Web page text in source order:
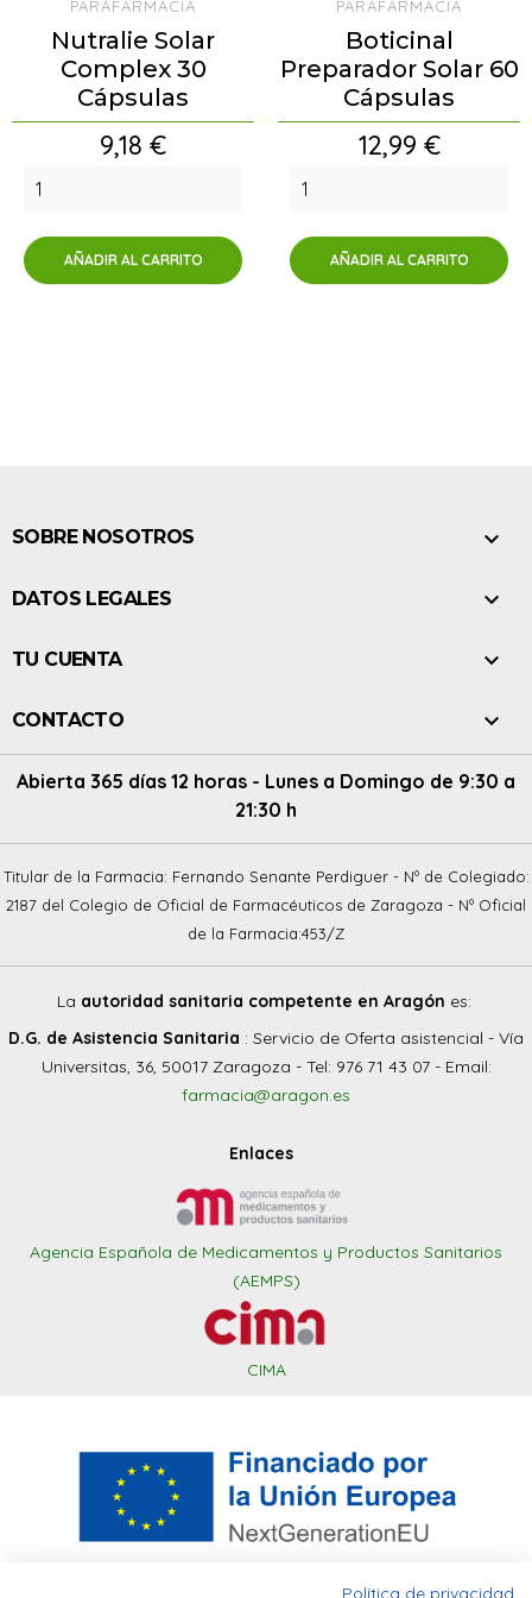
PARAFARMACIA
Nutralie Solar
Complex 30
Cápsulas
Precio
9,18 €
AÑADIR AL CARRITO
PARAFARMACIA
Boticinal
Preparador Solar 60
Cápsulas
Precio
12,99 €
AÑADIR AL CARRITO
SOBRE NOSOTROS 
DATOS LEGALES 
TU CUENTA 
CONTACTO 
Abierta 365 días 12 horas - Lunes a Domingo de 9:30 a
21:30 h
Titular de la Farmacia: Fernando Senante Perdiguer - Nº de Colegiado:
2187 del Colegio de Oficial de Farmacéuticos de Zaragoza - Nº Oficial
de la Farmacia:453/Z
La autoridad sanitaria competente en Aragón es:
D.G. de Asistencia Sanitaria : Servicio de Oferta asistencial - Vía
Universitas, 36, 50017 Zaragoza - Tel: 976 71 43 07 - Email:
farmacia@aragon.es
Enlaces
Agencia Española de Medicamentos y Productos Sanitarios
(AEMPS)
CIMA
Política de privacidad